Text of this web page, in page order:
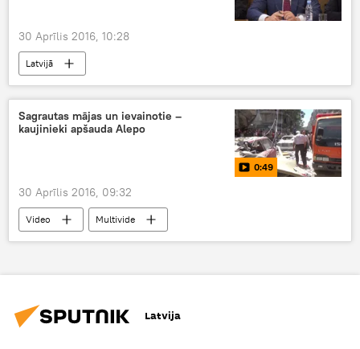
30 Aprīlis 2016, 10:28
Latvijā
Sagrautas mājas un ievainotie –
kaujinieki apšauda Alepo
0:49
30 Aprīlis 2016, 09:32
Video Multivide
Latvija